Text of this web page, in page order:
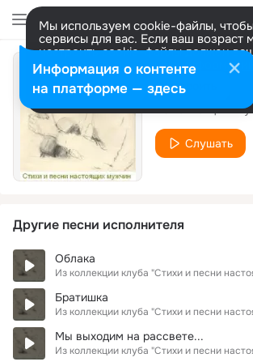
Мы используем cookie-файлы,
сервисы для вас. Если ваш возраст
настроить cookie-файлы должен
представитель. Больше
Разрешить все Настроить
Родина
Слушать
Другие песни исполнителя
Облака
Из коллекции клуба "Стихи и песни
Братишка
Из коллекции клуба "Стихи и песни
Мы выходим на рассвете...
Из коллекции клуба "Стихи и песни
Информация о контенте
на платформе — здесь